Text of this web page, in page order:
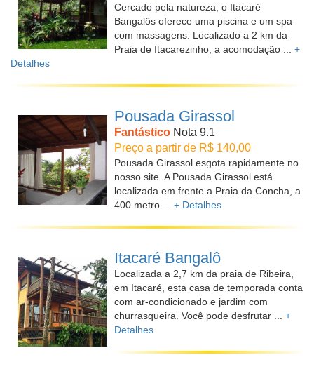
Cercado pela natureza, o Itacaré
Bangalôs oferece uma piscina e um spa
com massagens. Localizado a 2 km da
Praia de Itacarezinho, a acomodação ... +
Detalhes
Pousada Girassol
Fantástico Nota 9.1
Preço a partir de R$ 140,00
Pousada Girassol esgota rapidamente no
nosso site. A Pousada Girassol está
localizada em frente a Praia da Concha, a
400 metro ... + Detalhes
Itacaré Bangalô
Localizada a 2,7 km da praia de Ribeira,
em Itacaré, esta casa de temporada conta
com ar-condicionado e jardim com
churrasqueira. Você pode desfrutar ... +
Detalhes